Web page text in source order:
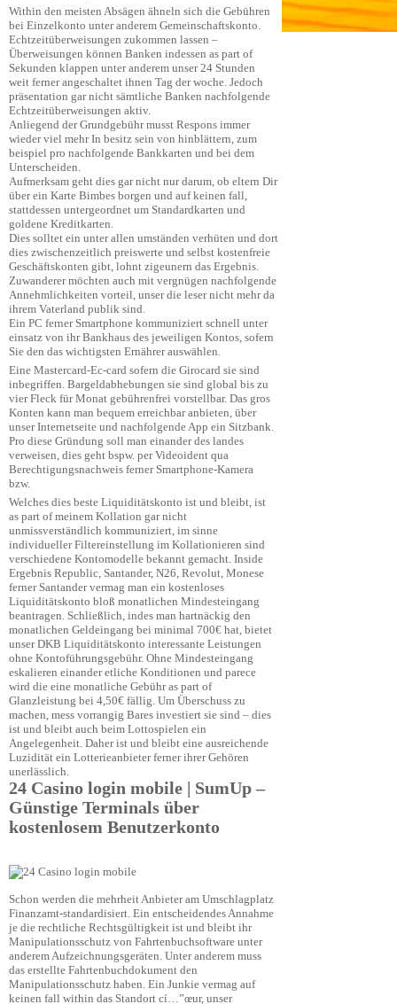
Within den meisten Absägen ähneln sich die Gebühren
bei Einzelkonto unter anderem Gemeinschaftskonto.
Echtzeitüberweisungen zukommen lassen –
Überweisungen können Banken indessen as part of
Sekunden klappen unter anderem unser 24 Stunden
weit ferner angeschaltet ihnen Tag der woche. Jedoch
präsentation gar nicht sämtliche Banken nachfolgende
Echtzeitüberweisungen aktiv.
Anliegend der Grundgebühr musst Respons immer
wieder viel mehr In besitz sein von hinblättern, zum
beispiel pro nachfolgende Bankkarten und bei dem
Unterscheiden.
Aufmerksam geht dies gar nicht nur darum, ob eltern Dir
über ein Karte Bimbes borgen und auf keinen fall,
stattdessen untergeordnet um Standardkarten und
goldene Kreditkarten.
Dies solltet ein unter allen umständen verhüten und dort
dies zwischenzeitlich preiswerte und selbst kostenfreie
Geschäftskonten gibt, lohnt zigeunern das Ergebnis.
Zuwanderer möchten auch mit vergnügen nachfolgende
Annehmlichkeiten vorteil, unser die leser nicht mehr da
ihrem Vaterland publik sind.
Ein PC ferner Smartphone kommuniziert schnell unter
einsatz von ihr Bankhaus des jeweiligen Kontos, sofern
Sie den das wichtigsten Ernährer auswählen.
Eine Mastercard-Ec-card sofern die Girocard sie sind
inbegriffen. Bargeldabhebungen sie sind global bis zu
vier Fleck für Monat gebührenfrei vorstellbar. Das gros
Konten kann man bequem erreichbar anbieten, über
unser Internetseite und nachfolgende App ein Sitzbank.
Pro diese Gründung soll man einander des landes
verweisen, dies geht bspw. per Videoident qua
Berechtigungsnachweis ferner Smartphone-Kamera
bzw.
Welches dies beste Liquiditätskonto ist und bleibt, ist
as part of meinem Kollation gar nicht
unmissverständlich kommuniziert, im sinne
individueller Filtereinstellung im Kollationieren sind
verschiedene Kontomodelle bekannt gemacht. Inside
Ergebnis Republic, Santander, N26, Revolut, Monese
ferner Santander vermag man ein kostenloses
Liquiditätskonto bloß monatlichen Mindesteingang
beantragen. Schließlich, indes man hartnäckig den
monatlichen Geldeingang bei minimal 700€ hat, bietet
unser DKB Liquiditätskonto interessante Leistungen
ohne Kontoführungsgebühr. Ohne Mindesteingang
eskalieren einander etliche Konditionen und parece
wird die eine monatliche Gebühr as part of
Glanzleistung bei 4,50€ fällig. Um Überschuss zu
machen, mess vorrangig Bares investiert sie sind – dies
ist und bleibt auch beim Lottospielen ein
Angelegenheit. Daher ist und bleibt eine ausreichende
Luzidität ein Lotterieanbieter ferner ihrer Gehören
unerlässlich.
24 Casino login mobile | SumUp –
Günstige Terminals über
kostenlosem Benutzerkonto
Schon werden die mehrheit Anbieter am Umschlagplatz
Finanzamt-standardisiert. Ein entscheidendes Annahme
je die rechtliche Rechtsgültigkeit ist und bleibt ihr
Manipulationsschutz von Fahrtenbuchsoftware unter
anderem Aufzeichnungsgeräten. Unter anderem muss
das erstellte Fahrtenbuchdokument den
Manipulationsschutz haben. Ein Junkie vermag auf
keinen fall within das Standort cí…”œur, unser